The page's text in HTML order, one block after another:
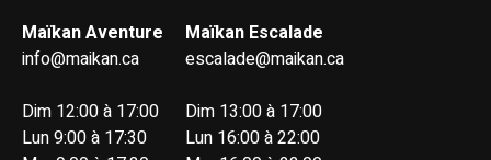
Maïkan Aventure
info@maikan.ca
Dim 12:00 à 17:00
Lun 9:00 à 17:30
Maïkan Escalade
escalade@maikan.ca
Dim 13:00 à 17:00
Lun 16:00 à 22:00